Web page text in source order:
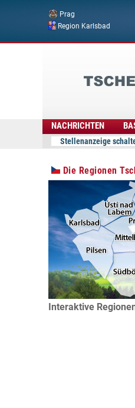
Prag
Region Karlsbad
Online
NACHRICHTEN
Stellenanzeige
Die Regionen
Interaktive